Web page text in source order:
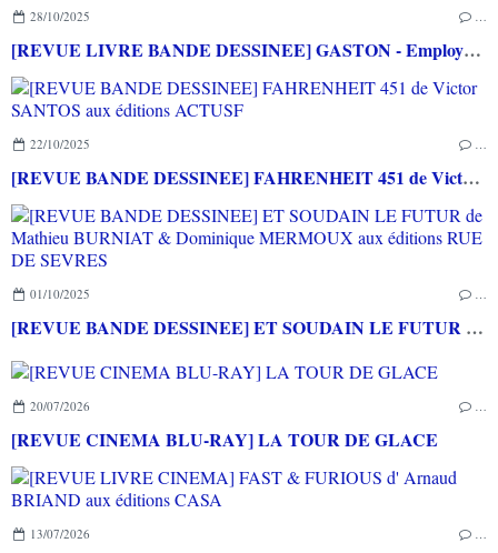
28/10/2025 …
[REVUE LIVRE BANDE DESSINEE] GASTON - Employé du siècle de Rodolphe MASSE aux éditions de LA MARTINIERE
22/10/2025 …
[REVUE BANDE DESSINEE] FAHRENHEIT 451 de Victor SANTOS aux éditions ACTUSF
01/10/2025 …
[REVUE BANDE DESSINEE] ET SOUDAIN LE FUTUR de Mathieu BURNIAT & Dominique MERMOUX aux éditions RUE DE SEVRES
20/07/2026 …
[REVUE CINEMA BLU-RAY] LA TOUR DE GLACE
13/07/2026 …